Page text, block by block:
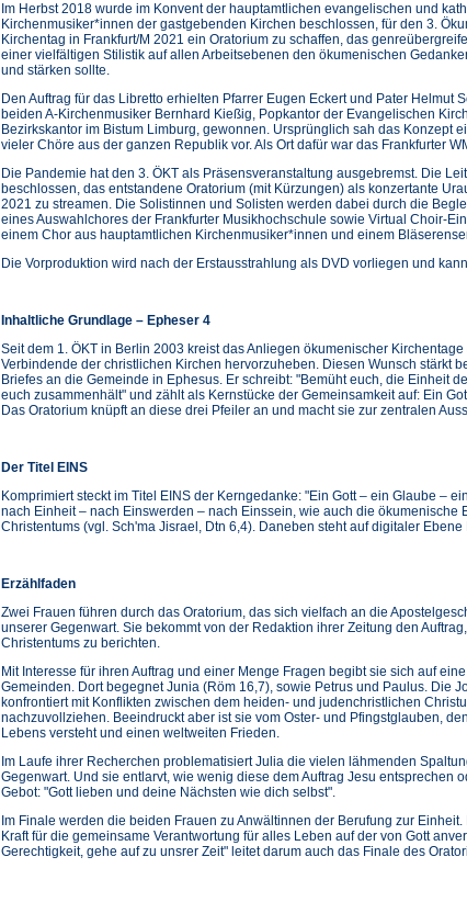
Im Herbst 2018 wurde im Konvent der hauptamtlichen evangelischen und
Kirchenmusiker*innen der gastgebenden Kirchen beschlossen, für den 3.
Kirchentag in Frankfurt/M 2021 ein Oratorium zu schaffen, das
einer vielfältigen Stilistik auf allen Arbeitsebenen den ökumenischen
und stärken sollte.
Den Auftrag für das Libretto erhielten Pfarrer Eugen Eckert und Pater Helmut
beiden A-Kirchenmusiker Bernhard Kießig, Popkantor der Evangelischen
Bezirkskantor im Bistum Limburg, gewonnen. Ursprünglich sah das Konzept
vieler Chöre aus der ganzen Republik vor. Als Ort dafür war das Frankfurter
Die Pandemie hat den 3. ÖKT als Präsensveranstaltung ausgebremst. Die
beschlossen, das entstandene Oratorium (mit Kürzungen) als konzertante
2021 zu streamen. Die Solistinnen und Solisten werden dabei durch die
eines Auswahlchores der Frankfurter Musikhochschule sowie Virtual Choir-
einem Chor aus hauptamtlichen Kirchenmusiker*innen und einem
Die Vorproduktion wird nach der Erstausstrahlung als DVD vorliegen und
Inhaltliche Grundlage – Epheser 4
Seit dem 1. ÖKT in Berlin 2003 kreist das Anliegen ökumenischer
Verbindende der christlichen Kirchen hervorzuheben. Diesen Wunsch stärkt
Briefes an die Gemeinde in Ephesus. Er schreibt: "Bemüht euch, die Einheit
euch zusammenhält" und zählt als Kernstücke der Gemeinsamkeit auf: Ein
Das Oratorium knüpft an diese drei Pfeiler an und macht sie zur zentralen
Der Titel EINS
Komprimiert steckt im Titel EINS der Kerngedanke: "Ein Gott – ein Glaube –
nach Einheit – nach Einswerden – nach Einssein, wie auch die ökumenische
Christentums (vgl. Sch'ma Jisrael, Dtn 6,4). Daneben steht auf digitaler
Erzählfaden
Zwei Frauen führen durch das Oratorium, das sich vielfach an die
unserer Gegenwart. Sie bekommt von der Redaktion ihrer Zeitung den
Christentums zu berichten.
Mit Interesse für ihren Auftrag und einer Menge Fragen begibt sie sich auf
Gemeinden. Dort begegnet Junia (Röm 16,7), sowie Petrus und Paulus. Die
konfrontiert mit Konflikten zwischen dem heiden- und judenchristlichen
nachzuvollziehen. Beeindruckt aber ist sie vom Oster- und Pfingstglauben,
Lebens versteht und einen weltweiten Frieden.
Im Laufe ihrer Recherchen problematisiert Julia die vielen lähmenden
Gegenwart. Und sie entlarvt, wie wenig diese dem Auftrag Jesu entsprechen
Gebot: "Gott lieben und deine Nächsten wie dich selbst".
Im Finale werden die beiden Frauen zu Anwältinnen der Berufung zur
Kraft für die gemeinsame Verantwortung für alles Leben auf der von Gott
Gerechtigkeit, gehe auf zu unsrer Zeit" leitet darum auch das Finale des